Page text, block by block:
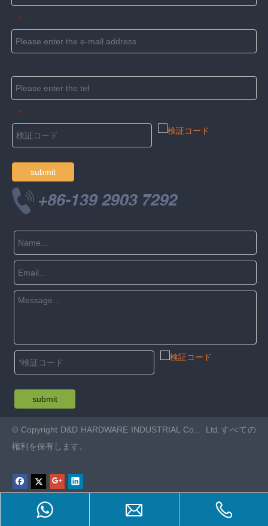
Product Inquiry
*
*
submit
submit
© Copyright D&D HARDWARE INDUSTRIAL Co.、Ltd.すべての
権利を保有します。